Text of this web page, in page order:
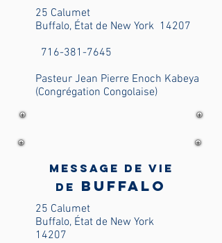
25 Calumet
Buffalo, État de New York 14207
716-381-7645
Pasteur Jean Pierre Enoch Kabeya
(Congrégation Congolaise)
Message de vie
de
Buffalo
25 Calumet
Buffalo, État de New York
14207